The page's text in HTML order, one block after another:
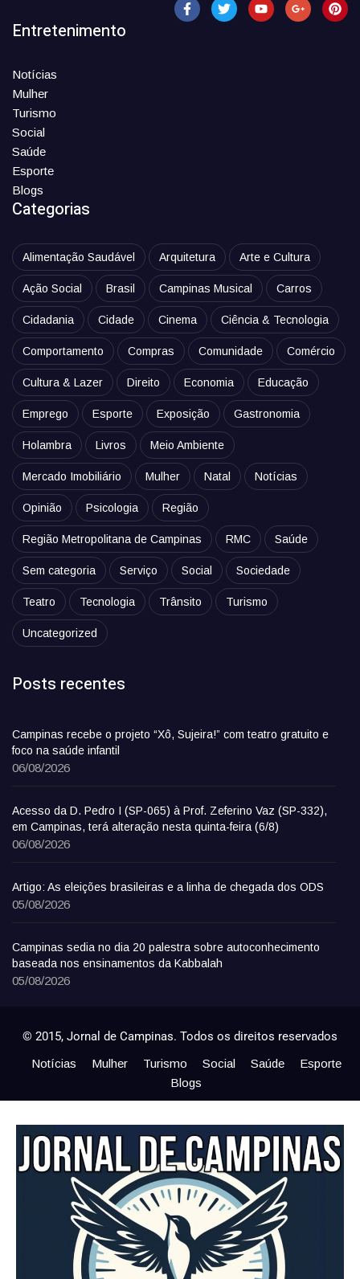
Entretenimento
Notícias
Mulher
Turismo
Social
Saúde
Esporte
Blogs
Categorias
Alimentação Saudável Arquitetura Arte e Cultura
Ação Social Brasil Campinas Musical Carros
Cidadania Cidade Cinema Ciência & Tecnologia
Comportamento Compras Comunidade Comércio
Cultura & Lazer Direito Economia Educação
Emprego Esporte Exposição Gastronomia
Holambra Livros Meio Ambiente
Mercado Imobiliário Mulher Natal Notícias
Opinião Psicologia Região
Região Metropolitana de Campinas RMC Saúde
Sem categoria Serviço Social Sociedade
Teatro Tecnologia Trânsito Turismo
Uncategorized
Posts recentes
Campinas recebe o projeto “Xô, Sujeira!” com teatro gratuito e
foco na saúde infantil
06/08/2026
Acesso da D. Pedro I (SP-065) à Prof. Zeferino Vaz (SP-332),
em Campinas, terá alteração nesta quinta-feira (6/8)
06/08/2026
Artigo: As eleições brasileiras e a linha de chegada dos ODS
05/08/2026
Campinas sedia no dia 20 palestra sobre autoconhecimento
baseada nos ensinamentos da Kabbalah
05/08/2026
© 2015, Jornal de Campinas. Todos os direitos reservados
Notícias Mulher Turismo Social Saúde
Esporte
Blogs